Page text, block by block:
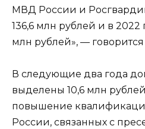
МВД России и
136,6 млн рублей и в 2022
млн рублей», —
В следующие два года
выделены 10,6 млн
повышение
России, связанных с